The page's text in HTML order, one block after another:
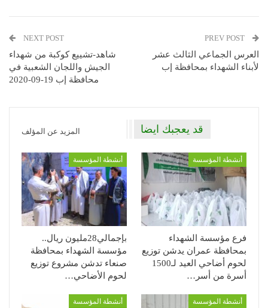
العرس الجماعي الثالث عشر
لأبناء الشهداء بمحافظة إب
NEXT POST
شاهد-تشييع كوكبة من شهداء
الجيش واللجان الشعبية في
محافظة إب 19-09-2020
قد يعجبك ايضا المزيد عن المؤلف
أنشطة المؤسسة
فرع مؤسسة الشهداء
بمحافظة عمران يدشن توزيع
لحوم أضاحي العيد لـ1500
أسرة من أسر…
أنشطة المؤسسة
بإجمالي28مليون ريال..
مؤسسة الشهداء بمحافظة
صنعاء تدشن مشروع توزيع
لحوم الأضاحي…
أنشطة المؤسسة أنشطة المؤسسة